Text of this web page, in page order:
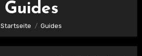
Guides
Startseite Guides